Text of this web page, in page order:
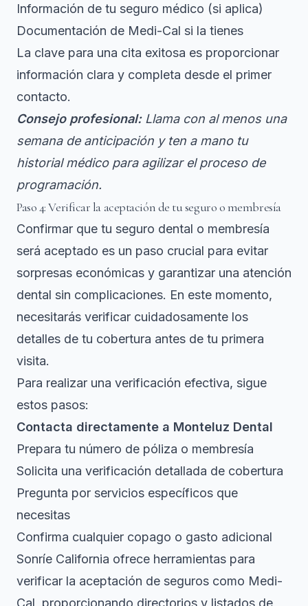
Información de tu seguro médico (si aplica)
Documentación de Medi-Cal si la tienes
La clave para una cita exitosa es proporcionar
información clara y completa desde el primer
contacto.
Consejo profesional: Llama con al menos una
semana de anticipación y ten a mano tu
historial médico para agilizar el proceso de
programación.
Paso 4: Verificar la aceptación de tu seguro o membresía
Confirmar que tu seguro dental o membresía
será aceptado es un paso crucial para evitar
sorpresas económicas y garantizar una atención
dental sin complicaciones. En este momento,
necesitarás verificar cuidadosamente los
detalles de tu cobertura antes de tu primera
visita.
Para realizar una verificación efectiva, sigue
estos pasos:
Contacta directamente a Monteluz Dental
Prepara tu número de póliza o membresía
Solicita una verificación detallada de cobertura
Pregunta por servicios específicos que
necesitas
Confirma cualquier copago o gasto adicional
Sonríe California ofrece herramientas para
verificar la aceptación de seguros como Medi-
Cal, proporcionando directorios y listados de